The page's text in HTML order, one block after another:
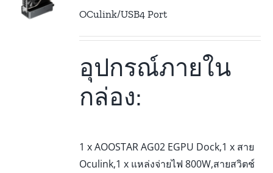
OCulink/USB4 Port
อุปกรณ์ภายใน
กล่อง:
1 x AOOSTAR AG02 EGPU Dock,1 x สาย
Oculink,1 x แหล่งจ่ายไฟ 800W,สายสวิตช์